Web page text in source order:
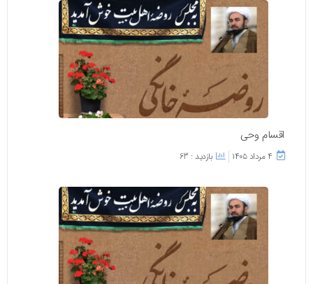
اقسام وحی
۴ مرداد ۱۴۰۵ بازدید : 63